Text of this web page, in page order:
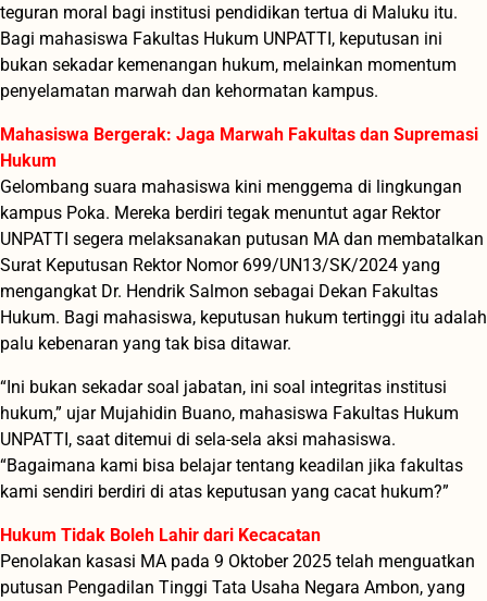
teguran moral bagi institusi pendidikan tertua di Maluku itu.
Bagi mahasiswa Fakultas Hukum UNPATTI, keputusan ini
bukan sekadar kemenangan hukum, melainkan momentum
penyelamatan marwah dan kehormatan kampus.
Mahasiswa Bergerak: Jaga Marwah Fakultas dan Supremasi
Hukum
Gelombang suara mahasiswa kini menggema di lingkungan
kampus Poka. Mereka berdiri tegak menuntut agar Rektor
UNPATTI segera melaksanakan putusan MA dan membatalkan
Surat Keputusan Rektor Nomor 699/UN13/SK/2024 yang
mengangkat Dr. Hendrik Salmon sebagai Dekan Fakultas
Hukum. Bagi mahasiswa, keputusan hukum tertinggi itu adalah
palu kebenaran yang tak bisa ditawar.
“Ini bukan sekadar soal jabatan, ini soal integritas institusi
hukum,” ujar Mujahidin Buano, mahasiswa Fakultas Hukum
UNPATTI, saat ditemui di sela-sela aksi mahasiswa.
“Bagaimana kami bisa belajar tentang keadilan jika fakultas
kami sendiri berdiri di atas keputusan yang cacat hukum?”
Hukum Tidak Boleh Lahir dari Kecacatan
Penolakan kasasi MA pada 9 Oktober 2025 telah menguatkan
putusan Pengadilan Tinggi Tata Usaha Negara Ambon, yang